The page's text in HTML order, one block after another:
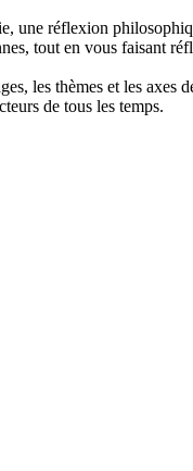
une réflexion
tout en vous faisant
les thèmes et les
de tous les temps.